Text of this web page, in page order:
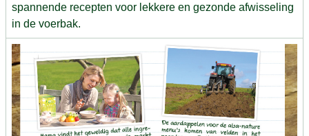
spannende recepten voor lekkere en gezonde afwisseling
in de voerbak.